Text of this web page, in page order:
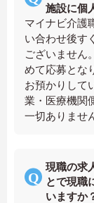
施設に個
マイナビ介護
い合わせ後す
ございません
めて応募とな
お預かりして
業・医療機関
一切ありませ
現職の求
とで現職
いますか